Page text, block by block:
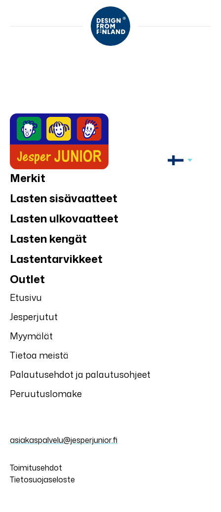
Merkit
Lasten sisävaatteet
Lasten ulkovaatteet
Lasten kengät
Lastentarvikkeet
Outlet
Etusivu
Jesperjutut
Myymälät
Tietoa meistä
Palautusehdot ja palautusohjeet
Peruutuslomake
asiakaspalvelu@jesperjunior.fi
Toimitusehdot
Tietosuojaseloste